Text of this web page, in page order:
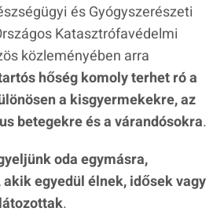
és Gyógyszerészeti
Katasztrófavédelmi
közleményében arra
hőség komoly terhet ró a
a kisgyermekekre, az
betegekre és a várandósokra.
oda egymásra,
egyedül élnek, idősek vagy
.